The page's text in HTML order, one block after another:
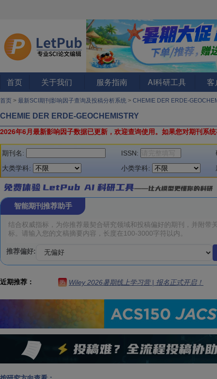
首页 关于我们 服务指南 AI科研工具 客
首页 > 最新SCI期刊影响因子查询及投稿分析系统 > CHEMIE DER ERDE-
CHEMIE DER ERDE-GEOCHEMISTRY
2026年6月最新影响因子数据已更新，欢迎查询使用。 如果您对期刊系
期刊名: ISSN:
大类学科:
小类学科:
智能期刊推荐助手
推荐偏好:
近期推荐： 热 Wiley 2026暑期线上学习营 | 报名正式开启！